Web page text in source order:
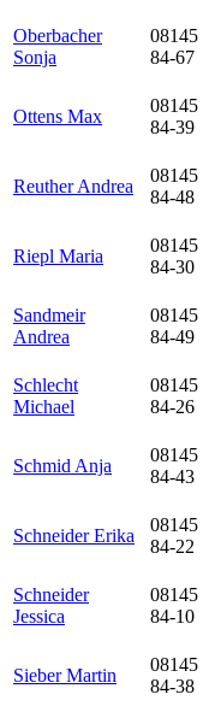
Oberbacher
Sonja
08145
84-67
Ottens Max
08145
84-39
Reuther Andrea
08145
84-48
Riepl Maria
08145
84-30
Sandmeir
Andrea
08145
84-49
Schlecht
Michael
08145
84-26
Schmid Anja
08145
84-43
Schneider Erika
08145
84-22
Schneider
Jessica
08145
84-10
Sieber Martin
08145
84-38